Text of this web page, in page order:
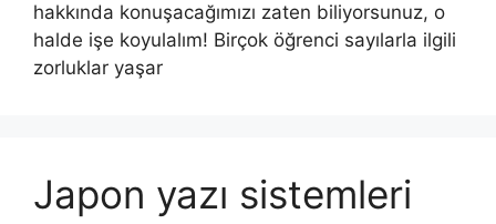
hakkında konuşacağımızı zaten biliyorsunuz, o
halde işe koyulalım! Birçok öğrenci sayılarla ilgili
zorluklar yaşar
Japon yazı sistemleri